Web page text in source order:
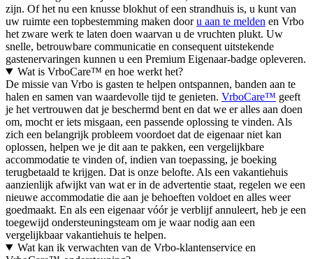
zijn. Of het nu een knusse blokhut of een strandhuis is, u kunt van
uw ruimte een topbestemming maken dooru aan te melden en Vrbo
het zware werk te laten doen waarvan u de vruchten plukt. Uw
snelle, betrouwbare communicatie en consequent uitstekende
gastenervaringen kunnen u een Premium Eigenaar-badge opleveren.
Wat is VrboCare™ en hoe werkt het?
De missie van Vrbo is gasten te helpen ontspannen, banden aan te
halen en samen van waardevolle tijd te genieten. VrboCare™ geeft
je het vertrouwen dat je beschermd bent en dat we er alles aan doen
om, mocht er iets misgaan, een passende oplossing te vinden. Als
zich een belangrijk probleem voordoet dat de eigenaar niet kan
oplossen, helpen we je dit aan te pakken, een vergelijkbare
accommodatie te vinden of, indien van toepassing, je boeking
terugbetaald te krijgen. Dat is onze belofte. Als een vakantiehuis
aanzienlijk afwijkt van wat er in de advertentie staat, regelen we een
nieuwe accommodatie die aan je behoeften voldoet en alles weer
goedmaakt. En als een eigenaar vóór je verblijf annuleert, heb je een
toegewijd ondersteuningsteam om je waar nodig aan een
vergelijkbaar vakantiehuis te helpen.
Wat kan ik verwachten van de Vrbo-klantenservice en